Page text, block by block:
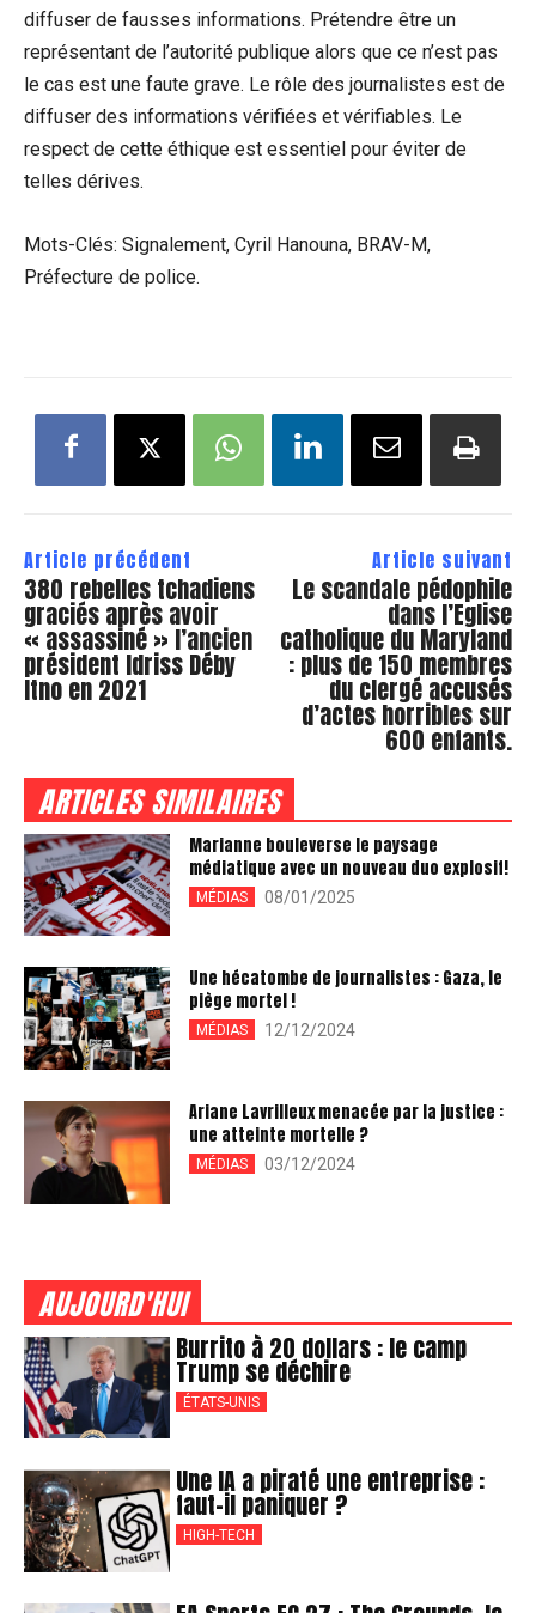
diffuser de fausses informations. Prétendre être un
représentant de l’autorité publique alors que ce n’est pas
le cas est une faute grave. Le rôle des journalistes est de
diffuser des informations vérifiées et vérifiables. Le
respect de cette éthique est essentiel pour éviter de
telles dérives.
Mots-Clés: Signalement, Cyril Hanouna, BRAV-M,
Préfecture de police.
Article précédent
380 rebelles tchadiens
graciés après avoir
« assassiné » l’ancien
président Idriss Déby
Itno en 2021
Article suivant
Le scandale pédophile
dans l’Eglise
catholique du Maryland
: plus de 150 membres
du clergé accusés
d’actes horribles sur
600 enfants.
ARTICLES SIMILAIRES
Marianne bouleverse le paysage
médiatique avec un nouveau duo explosif!
MÉDIAS 08/01/2025
Une hécatombe de journalistes : Gaza, le
piège mortel !
MÉDIAS 12/12/2024
Ariane Lavrilleux menacée par la justice :
une atteinte mortelle ?
MÉDIAS 03/12/2024
AUJOURD'HUI
Burrito à 20 dollars : le camp
Trump se déchire
ÉTATS-UNIS
Une IA a piraté une entreprise :
faut-il paniquer ?
HIGH-TECH